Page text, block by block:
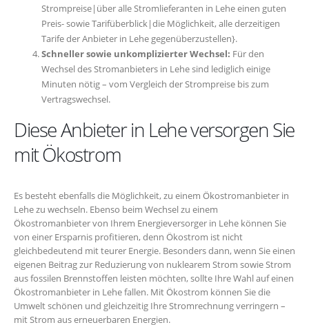
Strompreise|über alle Stromlieferanten in Lehe einen guten
Preis- sowie Tarifüberblick|die Möglichkeit, alle derzeitigen
Tarife der Anbieter in Lehe gegenüberzustellen}.
Schneller sowie unkomplizierter Wechsel: Für den
Wechsel des Stromanbieters in Lehe sind lediglich einige
Minuten nötig – vom Vergleich der Strompreise bis zum
Vertragswechsel.
Diese Anbieter in Lehe versorgen Sie
mit Ökostrom
Es besteht ebenfalls die Möglichkeit, zu einem Ökostromanbieter in
Lehe zu wechseln. Ebenso beim Wechsel zu einem
Ökostromanbieter von Ihrem Energieversorger in Lehe können Sie
von einer Ersparnis profitieren, denn Ökostrom ist nicht
gleichbedeutend mit teurer Energie. Besonders dann, wenn Sie einen
eigenen Beitrag zur Reduzierung von nuklearem Strom sowie Strom
aus fossilen Brennstoffen leisten möchten, sollte Ihre Wahl auf einen
Ökostromanbieter in Lehe fallen. Mit Ökostrom können Sie die
Umwelt schönen und gleichzeitig Ihre Stromrechnung verringern –
mit Strom aus erneuerbaren Energien.